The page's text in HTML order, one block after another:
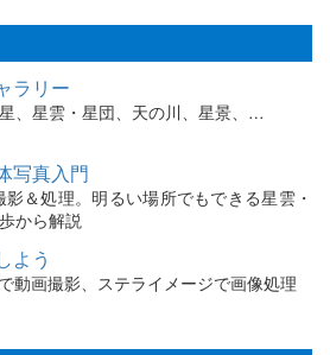
ラリー
、星雲・星団、天の川、星景、…
写真入門
影＆処理。明るい場所でもできる星雲・
から解説
よう
動画撮影、ステライメージで画像処理